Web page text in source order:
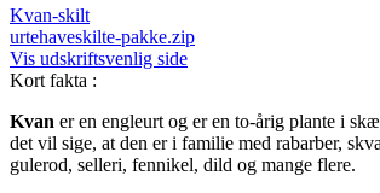
Kvan-skilt
urtehaveskilte-pakke.zip
Vis udskriftsvenlig side
Kort fakta :
Kvan er en engleurt og er en to-årig plante i
det vil sige, at den er i familie med rabarber,
gulerod, selleri, fennikel, dild og mange flere.